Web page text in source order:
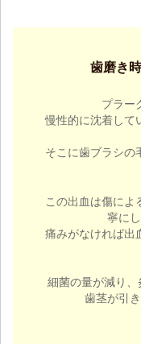
歯磨き
プラー
慢性的に沈着して
そこに歯ブラシの
この出血は傷によ
寧に
痛みがなければ出
細菌の量が減り、
歯茎が引